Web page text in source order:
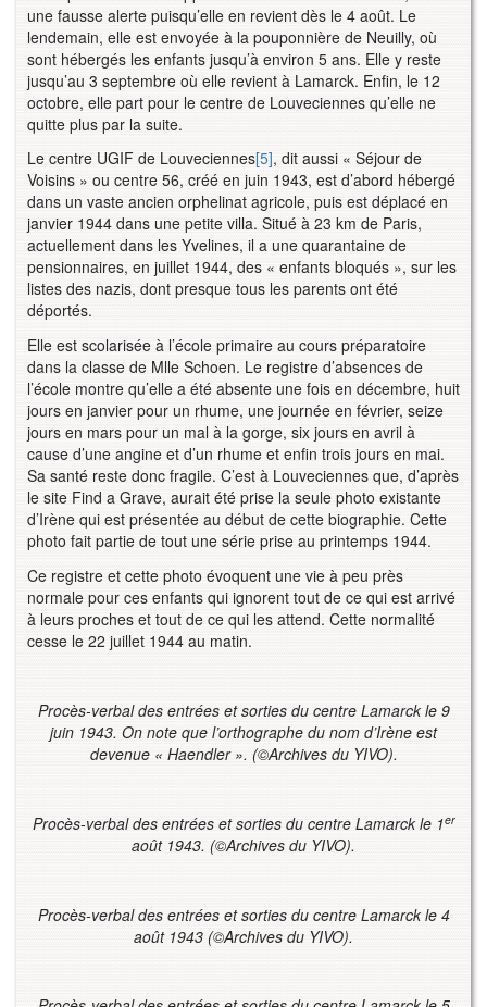
une fausse alerte puisqu’elle en revient dès le 4 août. Le
lendemain, elle est envoyée à la pouponnière de Neuilly, où
sont hébergés les enfants jusqu’à environ 5 ans. Elle y reste
jusqu’au 3 septembre où elle revient à Lamarck. Enfin, le 12
octobre, elle part pour le centre de Louveciennes qu’elle ne
quitte plus par la suite.
Le centre UGIF de Louveciennes[5], dit aussi « Séjour de
Voisins » ou centre 56, créé en juin 1943, est d’abord hébergé
dans un vaste ancien orphelinat agricole, puis est déplacé en
janvier 1944 dans une petite villa. Situé à 23 km de Paris,
actuellement dans les Yvelines, il a une quarantaine de
pensionnaires, en juillet 1944, des « enfants bloqués », sur les
listes des nazis, dont presque tous les parents ont été
déportés.
Elle est scolarisée à l’école primaire au cours préparatoire
dans la classe de Mlle Schoen. Le registre d’absences de
l’école montre qu’elle a été absente une fois en décembre, huit
jours en janvier pour un rhume, une journée en février, seize
jours en mars pour un mal à la gorge, six jours en avril à
cause d’une angine et d’un rhume et enfin trois jours en mai.
Sa santé reste donc fragile. C’est à Louveciennes que, d’après
le site Find a Grave, aurait été prise la seule photo existante
d’Irène qui est présentée au début de cette biographie. Cette
photo fait partie de tout une série prise au printemps 1944.
Ce registre et cette photo évoquent une vie à peu près
normale pour ces enfants qui ignorent tout de ce qui est arrivé
à leurs proches et tout de ce qui les attend. Cette normalité
cesse le 22 juillet 1944 au matin.
Procès-verbal des entrées et sorties du centre Lamarck le 9
juin 1943. On note que l’orthographe du nom d’Irène est
devenue « Haendler ». (©Archives du YIVO).
Procès-verbal des entrées et sorties du centre Lamarck le 1er
août 1943. (©Archives du YIVO).
Procès-verbal des entrées et sorties du centre Lamarck le 4
août 1943 (©Archives du YIVO).